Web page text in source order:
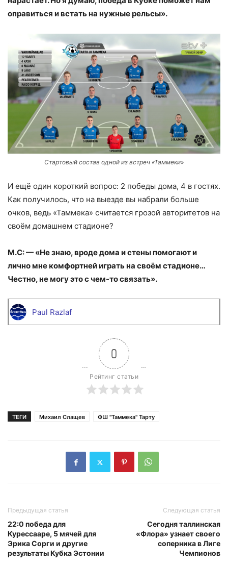
оправиться и встать на нужные рельсы».
Стартовый состав одной из встреч «Таммеки»
И ещё один короткий вопрос: 2 победы дома, 4 в гостях.
Как получилось, что на выезде вы набрали больше
очков, ведь «Таммека» считается грозой авторитетов на
своём домашнем стадионе?
М.С: — «Не знаю, вроде дома и стены помогают и
лично мне комфортней играть на своём стадионе…
Честно, не могу это с чем-то связать».
Paul Razlaf
0
Рейтинг статьи
ТЕГИ Михаил Слащев ФШ "Таммека" Тарту
Предыдущая статья
22:0 победа для
Курессааре, 5 мячей для
Эрика Сорги и другие
результаты Кубка Эстонии
Следующая статья
Сегодня таллинская
«Флора» узнает своего
соперника в Лиге
Чемпионов